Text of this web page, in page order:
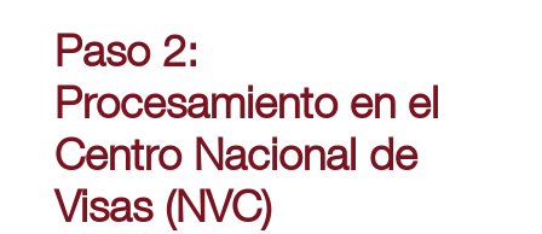
Paso 2:
Procesamiento en el
Centro Nacional de
Visas (NVC)